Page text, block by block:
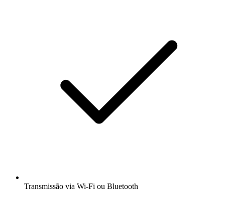
Transmissão via Wi-Fi ou Bluetooth